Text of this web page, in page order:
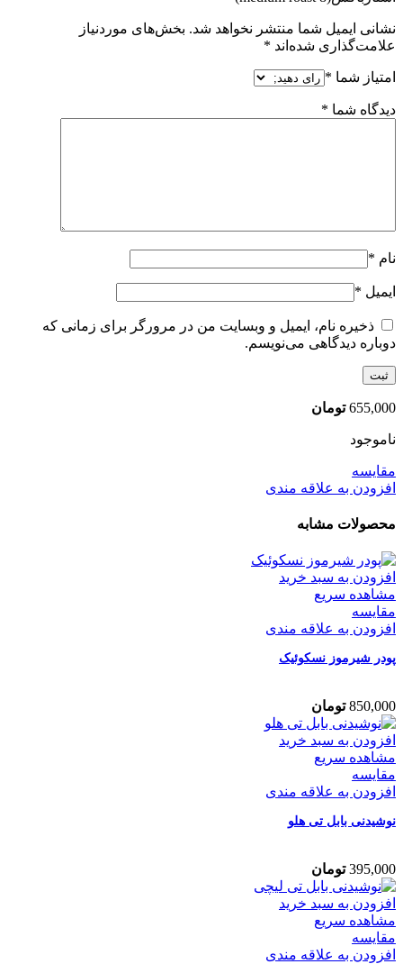
نشانی ایمیل شما منتشر نخواهد شد. بخش‌های موردنیاز
علامت‌گذاری شده‌اند *
امتیاز شما *
دیدگاه شما *
نام *
ایمیل *
ذخیره نام، ایمیل و وبسایت من در مرورگر برای زمانی که
دوباره دیدگاهی می‌نویسم.
655,000 تومان
ناموجود
مقایسه
افزودن به علاقه مندی
محصولات مشابه
افزودن به سبد خرید
مشاهده سریع
مقایسه
افزودن به علاقه مندی
پودر شیرموز نسکوئیک
850,000 تومان
افزودن به سبد خرید
مشاهده سریع
مقایسه
افزودن به علاقه مندی
نوشیدنی بابل تی هلو
395,000 تومان
افزودن به سبد خرید
مشاهده سریع
مقایسه
افزودن به علاقه مندی